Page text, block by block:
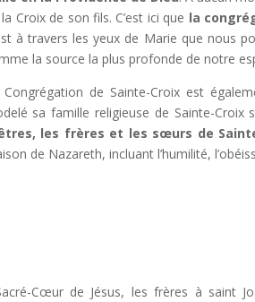
Croix de son fils. C’est ici que la
à travers les yeux de Marie que nous
la source la plus profonde de notre
Congrégation de Sainte-Croix est
sa famille religieuse de Sainte-Croix
les frères et les sœurs de
de Nazareth, incluant l’humilité,
Cœur de Jésus, les frères à saint